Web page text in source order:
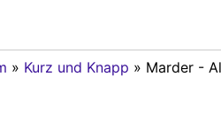
» Kurz und Knapp » Marder -